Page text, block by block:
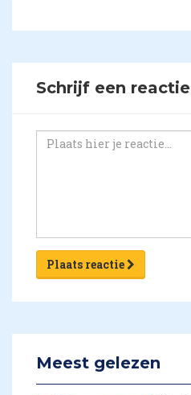
Schrijf een reactie
Plaats reactie
Meest gelezen